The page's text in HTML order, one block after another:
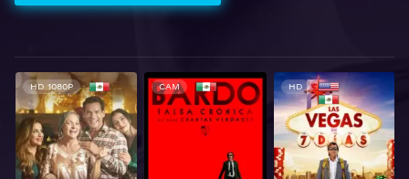
HD 1080P CAM HD